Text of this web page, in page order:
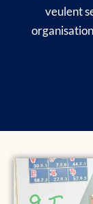
veulent